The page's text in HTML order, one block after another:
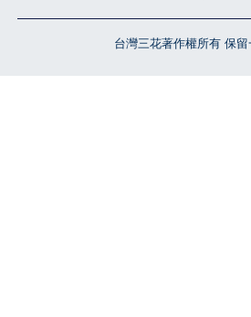
台灣三花著作權所有 保